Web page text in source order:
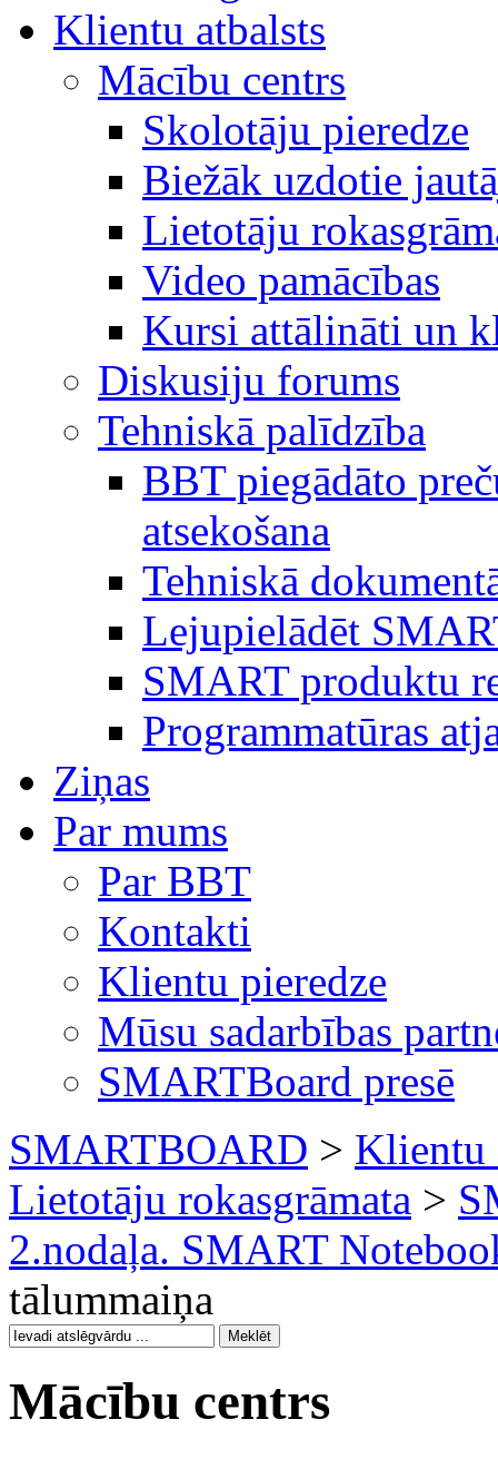
Klientu atbalsts
Mācību centrs
Skolotāju pieredze
Biežāk uzdotie
Lietotāju
Video pamācības
Kursi attālināti un
Diskusiju forums
Tehniskā palīdzība
BBT piegādāto
atsekošana
Tehniskā
Lejupielādēt
SMART produktu
Programmatūras
Ziņas
Par mums
Par BBT
Kontakti
Klientu pieredze
Mūsu sadarbības
SMARTBoard presē
SMARTBOARD > Klientu
Lietotāju rokasgrāmata >
2.nodaļa. SMART
tālummaiņa
Mācību centrs